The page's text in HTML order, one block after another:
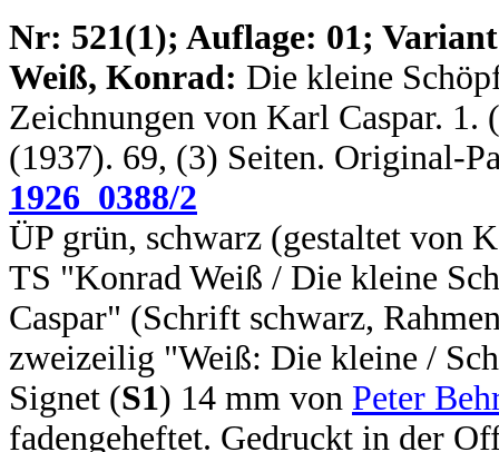
Nr: 521(1); Auflage: 01;
Weiß, Konrad: Die kleine
Zeichnungen von Karl Caspar.
(1937). 69, (3) Seiten. Original-
1926_0388/2
ÜP grün, schwarz (gestaltet von
TS "Konrad Weiß / Die kleine
Caspar" (Schrift schwarz,
zweizeilig "Weiß: Die kleine /
Signet (S1) 14 mm von Peter
fadengeheftet. Gedruckt in der